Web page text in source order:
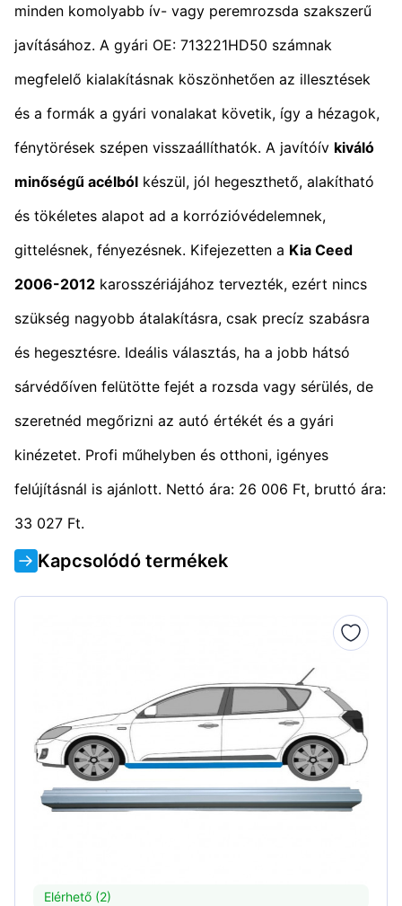
minden komolyabb ív- vagy peremrozsda szakszerű
javításához. A gyári OE: 713221HD50 számnak
megfelelő kialakításnak köszönhetően az illesztések
és a formák a gyári vonalakat követik, így a hézagok,
fénytörések szépen visszaállíthatók. A javítóív kiváló
minőségű acélból készül, jól hegeszthető, alakítható
és tökéletes alapot ad a korrózióvédelemnek,
gittelésnek, fényezésnek. Kifejezetten a Kia Ceed
2006-2012 karosszériájához tervezték, ezért nincs
szükség nagyobb átalakításra, csak precíz szabásra
és hegesztésre. Ideális választás, ha a jobb hátsó
sárvédőíven felütötte fejét a rozsda vagy sérülés, de
szeretnéd megőrizni az autó értékét és a gyári
kinézetet. Profi műhelyben és otthoni, igényes
felújításnál is ajánlott. Nettó ára: 26 006 Ft, bruttó ára:
33 027 Ft.
Kapcsolódó termékek
Elérhető (2)